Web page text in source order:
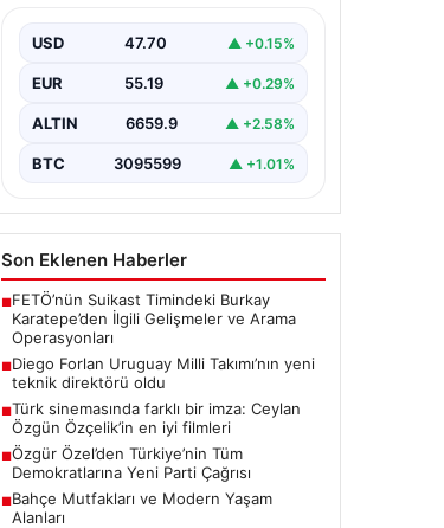
USD 47.70 ▲ +0.15%
EUR 55.19 ▲ +0.29%
ALTIN 6659.9 ▲ +2.58%
BTC 3095599 ▲ +1.01%
Son Eklenen Haberler
■FETÖ’nün Suikast Timindeki Burkay
Karatepe’den İlgili Gelişmeler ve Arama
Operasyonları
■Diego Forlan Uruguay Milli Takımı’nın yeni
teknik direktörü oldu
■Türk sinemasında farklı bir imza: Ceylan
Özgün Özçelik’in en iyi filmleri
■Özgür Özel’den Türkiye’nin Tüm
Demokratlarına Yeni Parti Çağrısı
■Bahçe Mutfakları ve Modern Yaşam
Alanları